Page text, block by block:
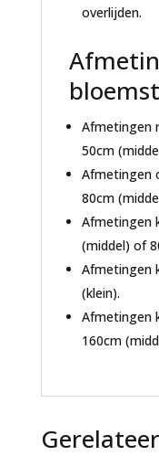
overlijden.
Afmetingen
50cm
Afmetingen
80cm
Afmetingen
(middel) of
Afmetingen
(klein).
Afmetingen
160cm